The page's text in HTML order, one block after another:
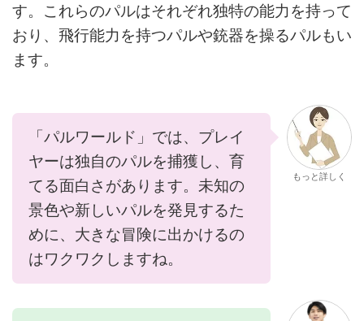
す。これらのパルはそれぞれ独特の能力を持って
おり、飛行能力を持つパルや銃器を操るパルもい
ます。
「パルワールド」では、プレイ
ヤーは独自のパルを捕獲し、育
てる面白さがあります。未知の
景色や新しいパルを発見するた
めに、大きな冒険に出かけるの
はワクワクしますね。
もっと詳しく